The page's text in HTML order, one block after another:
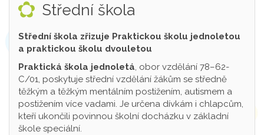
Střední škola
Střední škola zřizuje Praktickou školu jednoletou
a praktickou školu dvouletou
Praktická škola jednoletá, obor vzdělání 78–62-
C/01, poskytuje střední vzdělání žákům se středně
těžkým a těžkým mentálním postižením, autismem a
postižením více vadami. Je určena dívkám i chlapcům,
kteří ukončili povinnou školní docházku v základní
škole speciální.